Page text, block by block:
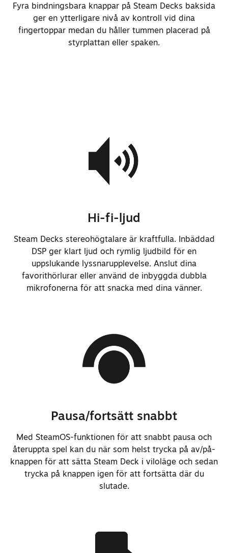
Fyra bindningsbara knappar på Steam Decks baksida
ger en ytterligare nivå av kontroll vid dina
fingertoppar medan du håller tummen placerad på
styrplattan eller spaken.
Hi-fi-ljud
Steam Decks stereohögtalare är kraftfulla. Inbäddad
DSP ger klart ljud och rymlig ljudbild för en
uppslukande lyssnarupplevelse. Anslut dina
favorithörlurar eller använd de inbyggda dubbla
mikrofonerna för att snacka med dina vänner.
Pausa/fortsätt snabbt
Med SteamOS-funktionen för att snabbt pausa och
återuppta spel kan du när som helst trycka på av/på-
knappen för att sätta Steam Deck i viloläge och sedan
trycka på knappen igen för att fortsätta där du
slutade.